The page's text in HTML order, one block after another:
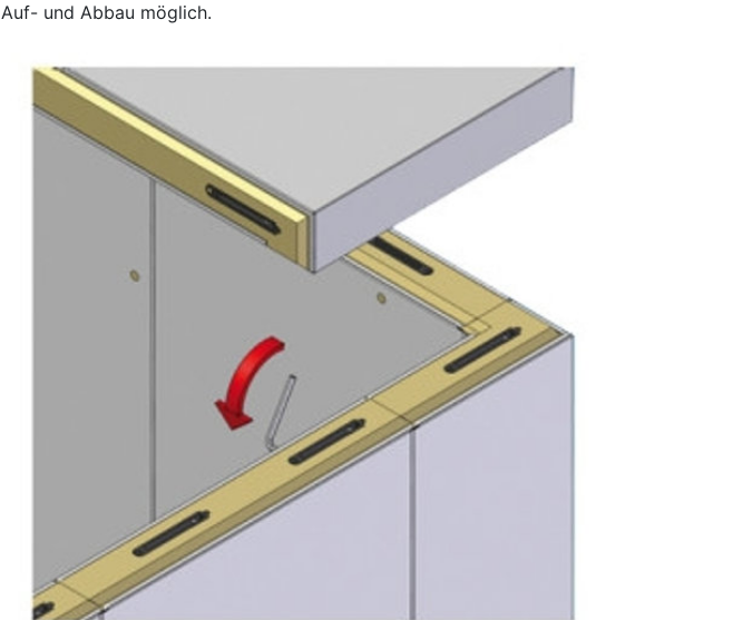
Auf- und Abbau möglich.